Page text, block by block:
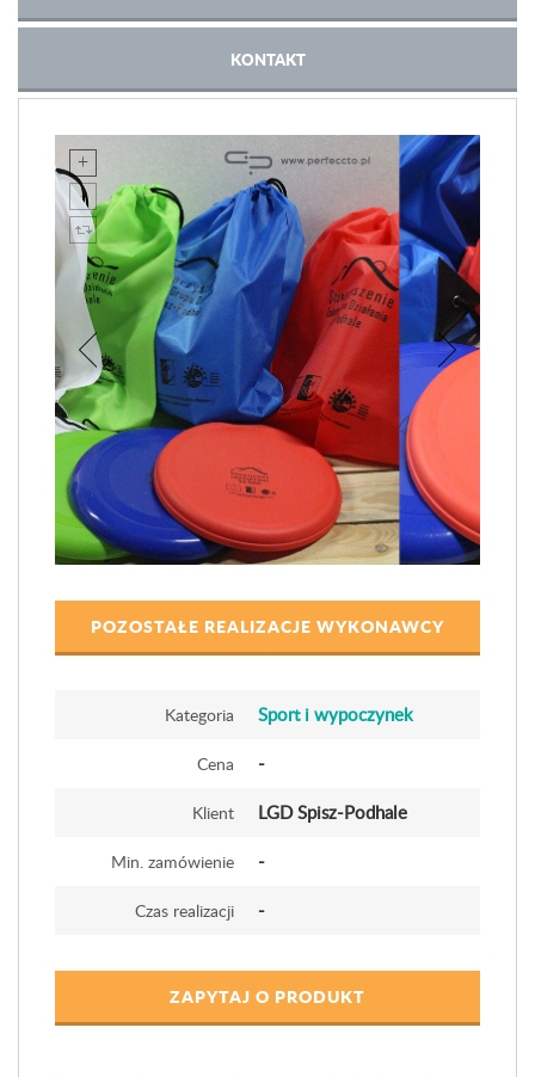
KONTAKT
POZOSTAŁE REALIZACJE WYKONAWCY
Kategoria Sport i wypoczynek
Cena -
Klient LGD Spisz-Podhale
Min. zamówienie -
Czas realizacji -
ZAPYTAJ O PRODUKT